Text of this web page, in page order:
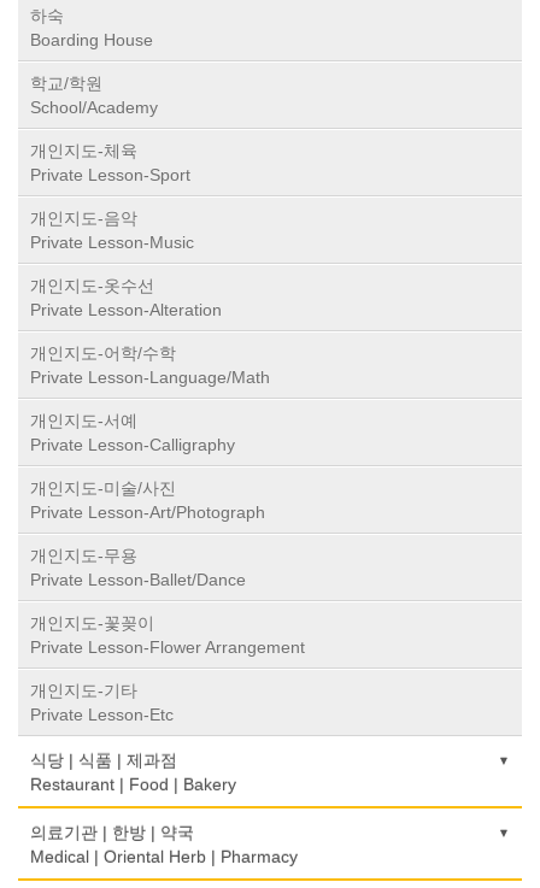
하숙
Boarding House
학교/학원
School/Academy
개인지도-체육
Private Lesson-Sport
개인지도-음악
Private Lesson-Music
개인지도-옷수선
Private Lesson-Alteration
개인지도-어학/수학
Private Lesson-Language/Math
개인지도-서예
Private Lesson-Calligraphy
개인지도-미술/사진
Private Lesson-Art/Photograph
개인지도-무용
Private Lesson-Ballet/Dance
개인지도-꽃꽂이
Private Lesson-Flower Arrangement
개인지도-기타
Private Lesson-Etc
식당 | 식품 | 제과점
Restaurant | Food | Bakery
농장
Farm
의료기관 | 한방 | 약국
Medical | Oriental Herb | Pharmacy